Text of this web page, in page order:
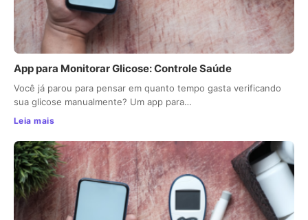
App para Monitorar Glicose: Controle Saúde
Você já parou para pensar em quanto tempo gasta verificando
sua glicose manualmente? Um app para…
Leia mais